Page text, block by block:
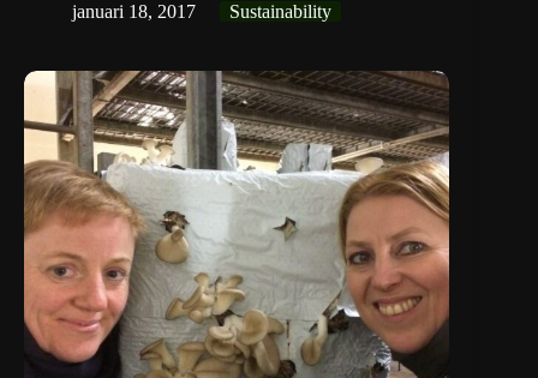
januari 18, 2017 Sustainability